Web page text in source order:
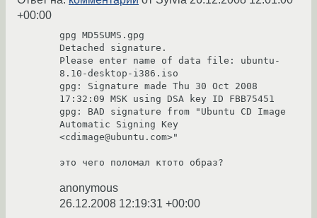
+00:00
gpg MD5SUMS.gpg
Detached signature.
Please enter name of data file: ubuntu-
8.10-desktop-i386.iso
gpg: Signature made Thu 30 Oct 2008
17:32:09 MSK using DSA key ID FBB75451
gpg: BAD signature from "Ubuntu CD Image
Automatic Signing Key
<cdimage@ubuntu.com>"
это чего поломал ктото образ?
anonymous
26.12.2008 12:19:31 +00:00